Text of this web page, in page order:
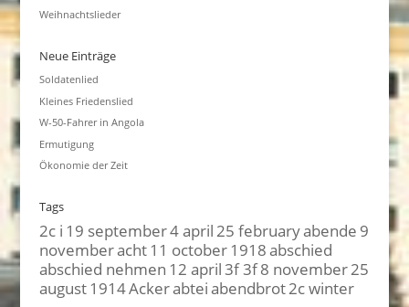
Weihnachtslieder
Neue Einträge
Soldatenlied
Kleines Friedenslied
W-50-Fahrer in Angola
Ermutigung
Ökonomie der Zeit
Tags
2c i 19 september4 april25 februaryabende 9
novemberacht11 october1918abschied
abschied nehmen 12 april3f 3f8 november25
august1914Ackerabteiabendbrot2c winter